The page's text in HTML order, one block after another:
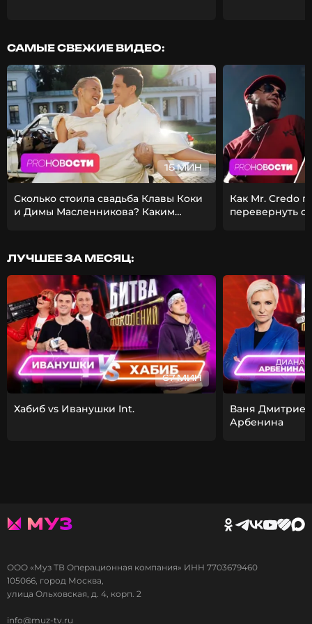
САМЫЕ СВЕЖИЕ ВИДЕО:
15 МИН
Сколько стоила свадьба Клавы Коки
и Димы Масленникова? Каким
Как Mr. Credo
перевернуть
ЛУЧШЕЕ ЗА МЕСЯЦ:
67 МИН
Хабиб vs Иванушки Int.
Ваня
Арбенина
ООО «Муз ТВ Операционная компания» ИНН 7703679460
105066, город Москва,
улица Ольховская, д. 4, корп. 2
info@muz-tv.ru